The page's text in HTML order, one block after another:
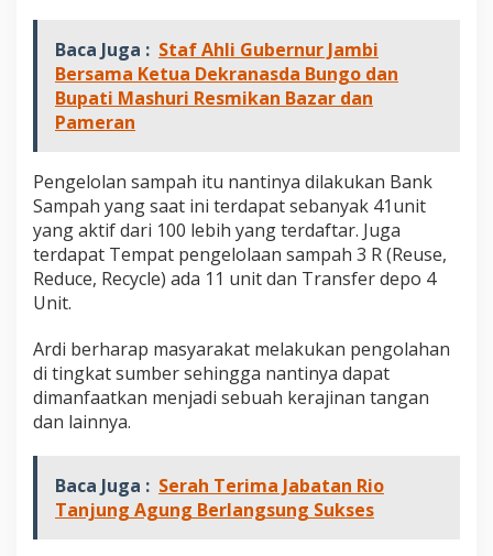
Baca Juga : Staf Ahli Gubernur Jambi
Bersama Ketua Dekranasda Bungo dan
Bupati Mashuri Resmikan Bazar dan
Pameran
Pengelolan sampah itu nantinya dilakukan Bank
Sampah yang saat ini terdapat sebanyak 41unit
yang aktif dari 100 lebih yang terdaftar. Juga
terdapat Tempat pengelolaan sampah 3 R (Reuse,
Reduce, Recycle) ada 11 unit dan Transfer depo 4
Unit.
Ardi berharap masyarakat melakukan pengolahan
di tingkat sumber sehingga nantinya dapat
dimanfaatkan menjadi sebuah kerajinan tangan
dan lainnya.
Baca Juga : Serah Terima Jabatan Rio
Tanjung Agung Berlangsung Sukses